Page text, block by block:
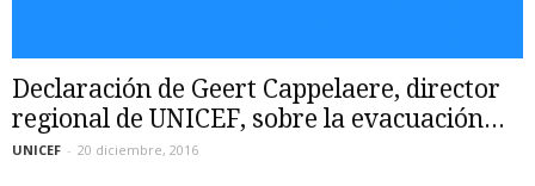
Declaración de Geert Cappelaere, director
regional de UNICEF, sobre la evacuación...
UNICEF - 20 diciembre, 2016